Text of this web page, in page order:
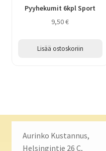
Pyyhekumit 6kpl Sport
9,50€
Lisää ostoskoriin
Aurinko Kustannus,
Helsingintie 26 C,